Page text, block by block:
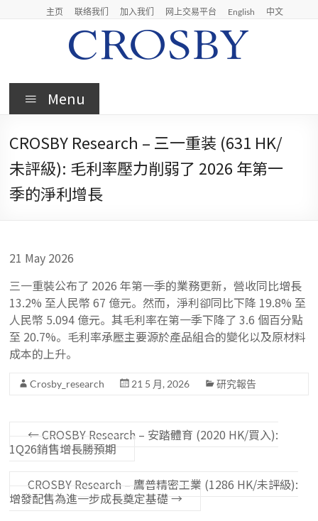
主页 联络我们 加入我们 网上交易平台 English 中文
Crosby
Crosby
Limited
Menu
CROSBY Research – 三一重装 (631 HK/
未評級): 毛利率壓力削弱了 2026 年第一
季的淨利增長
21 May 2026
三一重裝公布了 2026 年第一季的業務更新，營收同比增長
13.2% 至人民幣 67 億元。然而，淨利卻同比下降 19.8% 至
人民幣 5.094 億元。其毛利率在第一季下降了 3.6 個百分點
至 20.7%。毛利率承壓主要源於產品組合的變化以及原材料
成本的上升。
Crosby_research 21 5 月, 2026 研究報告
←CROSBY Research – 安踏體育 (2020 HK/買入):
1Q26銷售增長勝預期
CROSBY Research – 鷹普精密工業 (1286 HK/未評級):
增發配售為進一步成長奠定基礎→